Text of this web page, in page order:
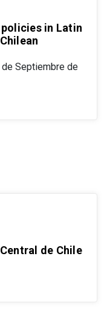
in Latin
Septiembre de
de Chile